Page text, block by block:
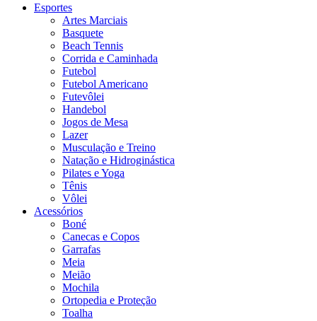
Esportes
Artes Marciais
Basquete
Beach Tennis
Corrida e Caminhada
Futebol
Futebol Americano
Futevôlei
Handebol
Jogos de Mesa
Lazer
Musculação e Treino
Natação e Hidroginástica
Pilates e Yoga
Tênis
Vôlei
Acessórios
Boné
Canecas e Copos
Garrafas
Meia
Meião
Mochila
Ortopedia e Proteção
Toalha